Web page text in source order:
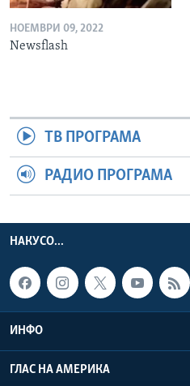
НОЕМВРИ 09, 2022
Newsflash
ТВ ПРОГРАМА
РАДИО ПРОГРАМА
НАКУСО...
ИНФО
ГЛАС НА АМЕРИКА